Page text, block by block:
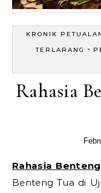
KRONIK
TERLARANG
-
Rahasia
Rahasia
Benteng Tua di